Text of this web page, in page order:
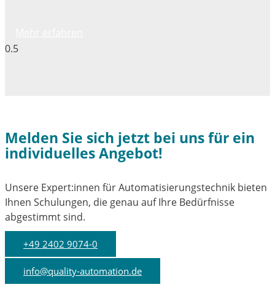
Melden Sie sich jetzt bei uns für ein
individuelles Angebot!
Unsere Expert:innen für Automatisierungstechnik bieten
Ihnen Schulungen, die genau auf Ihre Bedürfnisse
abgestimmt sind.
+49 2402 9074-0
info@quality-automation.de